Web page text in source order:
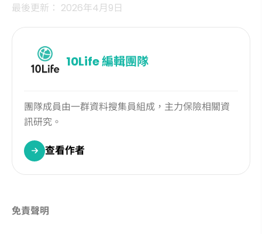
最後更新： 2026年4月9日
10Life編輯團隊
團隊成員由一群資料搜集員組成，主力保險相關資
訊研究。
查看作者
免責聲明